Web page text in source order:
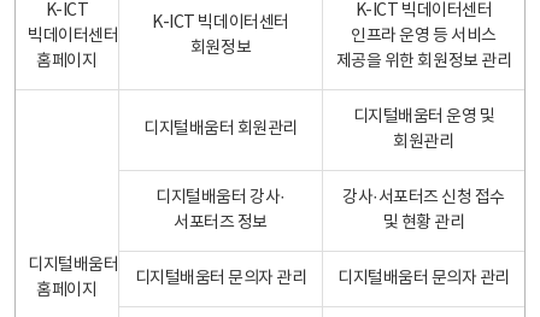
K-ICT
빅데이터센터
홈페이지
K-ICT 빅데이터센터
회원정보
K-ICT 빅데이터센터
인프라 운영 등 서비스
제공을 위한 회원정보 관리
디지털배움터
홈페이지
디지털배움터 회원관리
디지털배움터 운영 및
회원관리
디지털배움터 강사·
서포터즈 정보
강사·서포터즈 신청 접수
및 현황 관리
디지털배움터 문의자 관리 디지털배움터 문의자 관리